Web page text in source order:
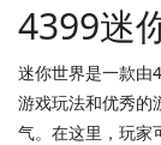
4399迷
迷你世界是一款由
游戏玩法和优秀的
气。在这里，玩家